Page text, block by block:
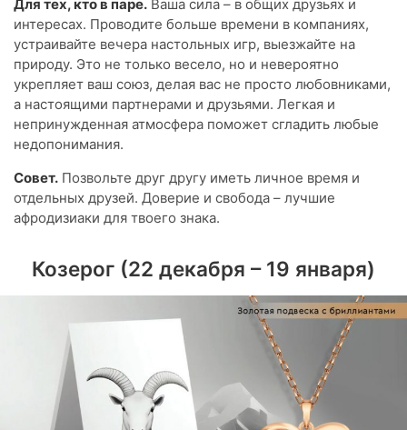
Для тех, кто в паре. Ваша сила – в общих друзьях и
интересах. Проводите больше времени в компаниях,
устраивайте вечера настольных игр, выезжайте на
природу. Это не только весело, но и невероятно
укрепляет ваш союз, делая вас не просто любовниками,
а настоящими партнерами и друзьями. Легкая и
непринужденная атмосфера поможет сгладить любые
недопонимания.
Совет. Позвольте друг другу иметь личное время и
отдельных друзей. Доверие и свобода – лучшие
афродизиаки для твоего знака.
Козерог (22 декабря – 19 января)